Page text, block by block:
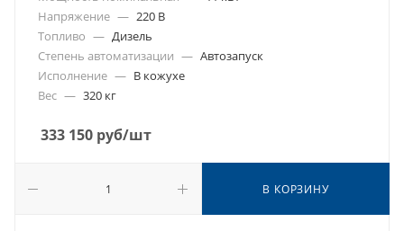
Напряжение — 220 В
Топливо — Дизель
Степень автоматизации — Автозапуск
Исполнение — В кожухе
Вес — 320 кг
333 150 руб/шт
В КОРЗИНУ